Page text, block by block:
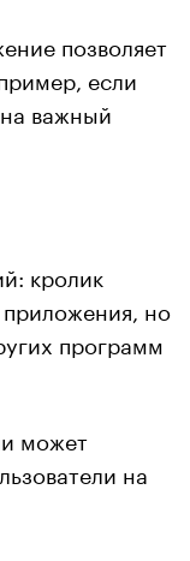
позволяет
если
важный
кролик
приложения, но
программ
может
на